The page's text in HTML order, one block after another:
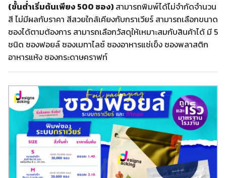
(ขั้นต่ำเริ่มต้นเพียง 500 ซอง) สามารถพิมพ์ได้ไม่จำกัดจำนวน
สี ไม่มีผลกับราคา สีสวยใกล้เคียงกับกราเวียร์ สามารถเลือกขนาด
ซองได้ตามต้องการ สามารถเลือกวัสดุให้เหมาะสมกับสินค้าได้ มี 5
ชนิด ซองฟอยล์ ซองเมทาไลซ์ ซองอาหารแช่เข็ง ซองพลาสติก
อาหารแห้ง ซองกระดาษคราฟท์